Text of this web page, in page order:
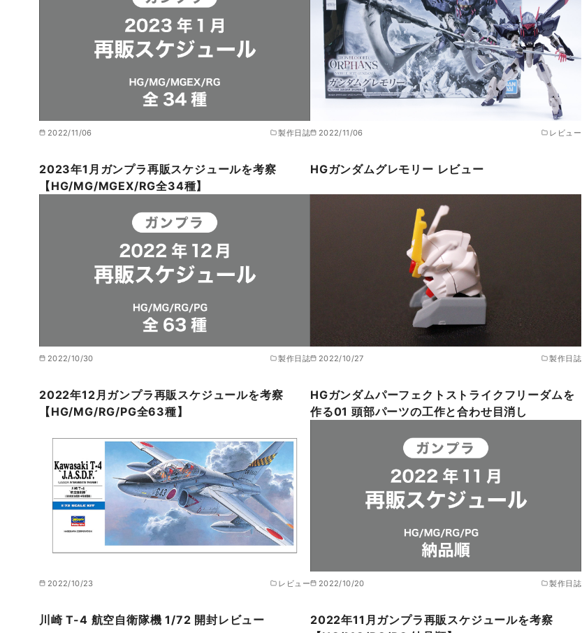
2022/11/06 製作日誌
2023年1月ガンプラ再販スケジュールを考察
【HG/MG/MGEX/RG全34種】
2022/11/06 レビュー
HGガンダムグレモリー レビュー
2022/10/30 製作日誌
2022年12月ガンプラ再販スケジュールを考察
【HG/MG/RG/PG全63種】
2022/10/27 製作日誌
HGガンダムパーフェクトストライクフリーダムを
作る01 頭部パーツの工作と合わせ目消し
2022/10/23 レビュー
川崎 T-4 航空自衛隊機 1/72 開封レビュー
2022/10/20 製作日誌
2022年11月ガンプラ再販スケジュールを考察